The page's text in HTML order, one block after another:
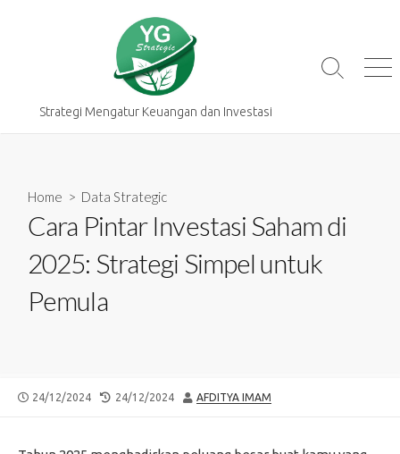
Strategi Mengatur Keuangan dan Investasi
Search
Home > Data Strategic
Cara Pintar Investasi Saham di
2025: Strategi Simpel untuk
Pemula
PUBLISHED
24/12/2024
LAST
24/12/2024 AUTHOR
AFDITYA IMAM